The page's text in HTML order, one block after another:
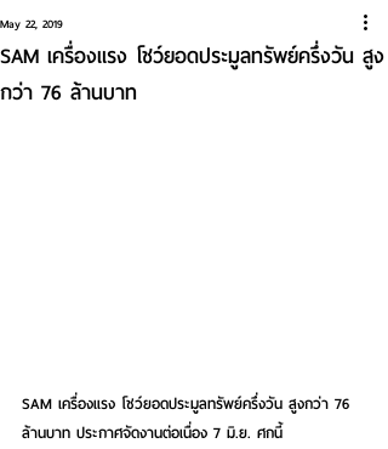
SAM เครื่องแรง โชว์ยอดประมูลทรัพย์ครึ่งวัน สูง
กว่า 76 ล้านบาท
May 22, 2019
SAM เครื่องแรง โชว์ยอดประมูลทรัพย์ครึ่งวัน สูงกว่า 76
ล้านบาท ประกาศจัดงานต่อเนื่อง 7 มิ.ย. ศกนี้